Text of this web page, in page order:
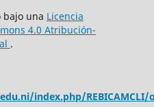
bajo una Licencia
4.0 Atribución-
.
index.php/REBICAMCLI/